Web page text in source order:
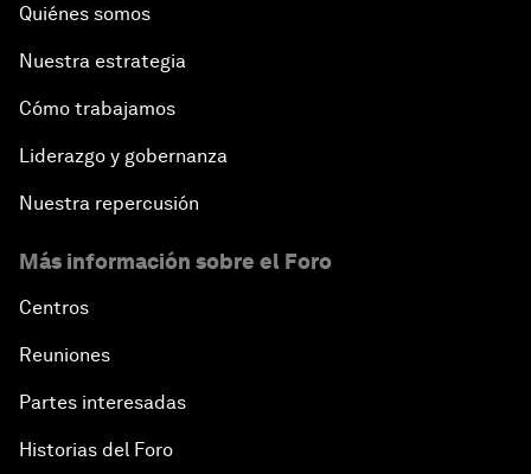
Quiénes somos
Nuestra estrategia
Cómo trabajamos
Liderazgo y gobernanza
Nuestra repercusión
Más información sobre el Foro
Centros
Reuniones
Partes interesadas
Historias del Foro